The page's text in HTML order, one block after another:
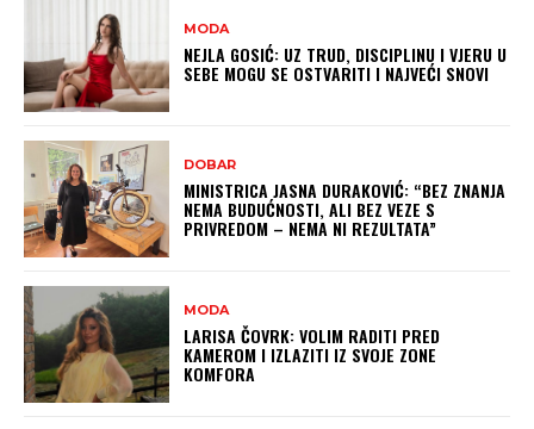
MODA
NEJLA GOSIĆ: UZ TRUD, DISCIPLINU I VJERU U
SEBE MOGU SE OSTVARITI I NAJVEĆI SNOVI
DOBAR
MINISTRICA JASNA DURAKOVIĆ: “BEZ ZNANJA
NEMA BUDUĆNOSTI, ALI BEZ VEZE S
PRIVREDOM – NEMA NI REZULTATA”
MODA
LARISA ČOVRK: VOLIM RADITI PRED
KAMEROM I IZLAZITI IZ SVOJE ZONE
KOMFORA